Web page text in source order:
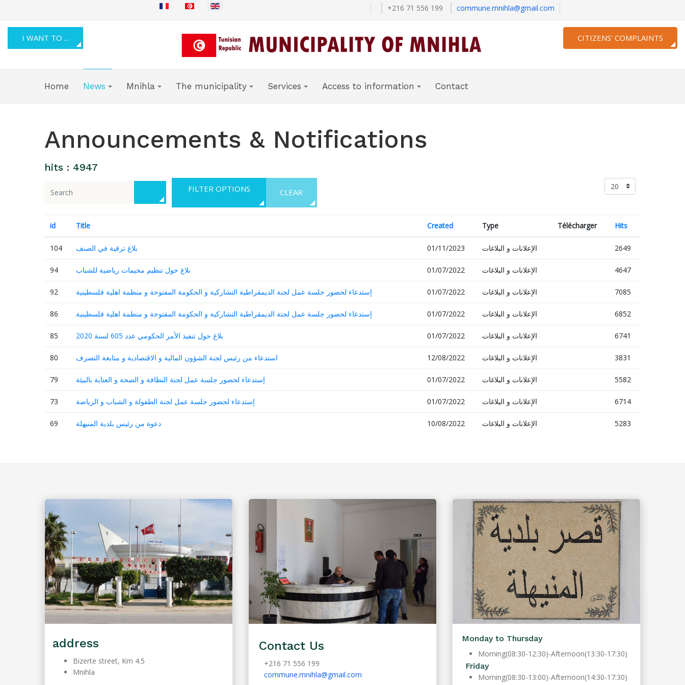
+216 71 556 199 commune.mnihla@gmail.com
I WANT TO ... CITIZENS' COMPLAINTS
Home News Mnihla The municipality Services Access to information Contact
Announcements & Notifications
hits : 4947
CLEAR
id Title Created Type Télécharger Hits
104 بلاغ ترقية في الصنف 01/11/2023 الإعلانات و البلاغات 2649
94 بلاغ حول تنظيم مخيمات رياضية للشباب 01/07/2022 الإعلانات و البلاغات 4647
92 إستدعاء لحضور جلسة عمل لجنة الديمقراطية التشاركية و الحكومة المفتوحة و منظمة اهلية فلسطينية 01/07/2022 الإعلانات و البلاغات 7085
86 إستدعاء لحضور جلسة عمل لجنة الديمقراطية التشاركية و الحكومة المفتوحة و منظمة اهلية فلسطينية 01/07/2022 الإعلانات و البلاغات 6852
85 بلاغ حول تنفيذ الأمر الحكومي عدد 605 لسنة 2020 01/07/2022 الإعلانات و البلاغات 6741
80 استدعاء من رئيس لجنة الشؤون المالية و الاقتصادية و متابعة التصرف 12/08/2022 الإعلانات و البلاغات 3831
79 إستدعاء لحضور جلسة عمل لجنة النظافة و الصحة و العناية بالبيئة 01/07/2022 الإعلانات و البلاغات 5582
73 إستدعاء لحضور جلسة عمل لجنة الطفولة و الشباب و الرياضة 01/07/2022 الإعلانات و البلاغات 6714
69 دعوة من رئيس بلدية المنيهلة 10/08/2022 الإعلانات و البلاغات 5283
address
Bizerte street, Km 4.5
Mnihla
Contact Us
+216 71 556 199
commune.mnihla@gmail.com
Monday to Thursday
Morning(08:30-12:30)-Afternoon(13:30-17:30)
Friday
Morning(08:30-13:00)-Afternoon(14:30-17:30)